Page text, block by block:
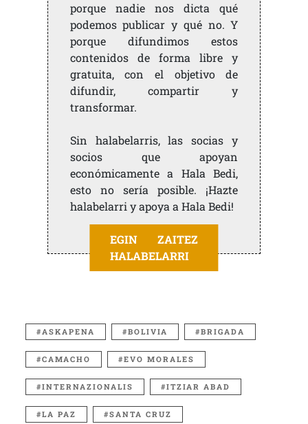
porque nadie nos dicta qué
podemos publicar y qué no. Y
porque difundimos estos
contenidos de forma libre y
gratuita, con el objetivo de
difundir, compartir y
transformar.
Sin halabelarris, las socias y
socios que apoyan
económicamente a Hala Bedi,
esto no sería posible. ¡Hazte
halabelarri y apoya a Hala Bedi!
EGIN ZAITEZ
HALABELARRI
ASKAPENA BOLIVIA BRIGADA
CAMACHO EVO MORALES
INTERNAZIONALIS ITZIAR ABAD
LA PAZ SANTA CRUZ